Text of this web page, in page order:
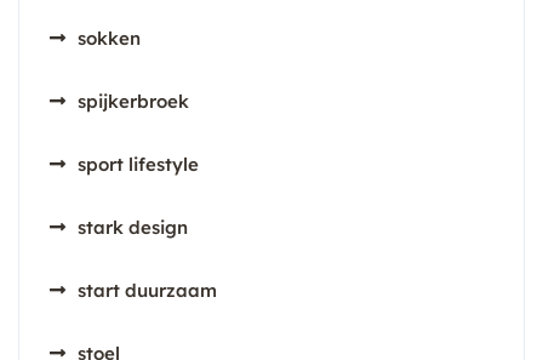
sokken
spijkerbroek
sport lifestyle
stark design
start duurzaam
stoel